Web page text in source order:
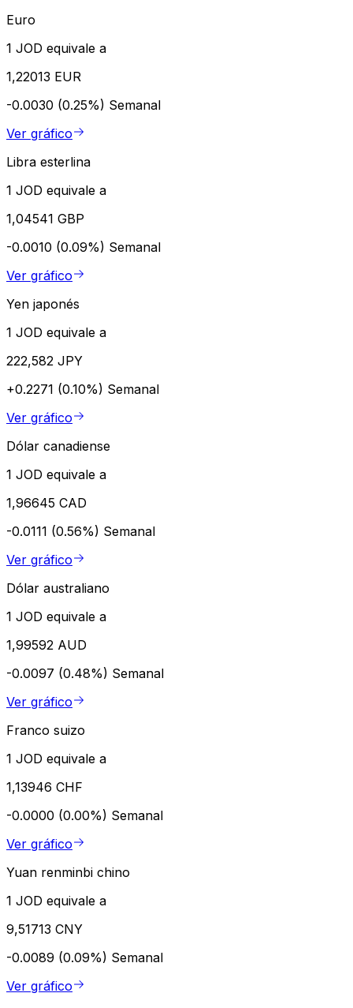
Euro
1 JOD equivale a
1,22013 EUR
-0.0030 (0.25%) Semanal
Ver gráfico
Libra esterlina
1 JOD equivale a
1,04541 GBP
-0.0010 (0.09%) Semanal
Ver gráfico
Yen japonés
1 JOD equivale a
222,582 JPY
+0.2271 (0.10%) Semanal
Ver gráfico
Dólar canadiense
1 JOD equivale a
1,96645 CAD
-0.0111 (0.56%) Semanal
Ver gráfico
Dólar australiano
1 JOD equivale a
1,99592 AUD
-0.0097 (0.48%) Semanal
Ver gráfico
Franco suizo
1 JOD equivale a
1,13946 CHF
-0.0000 (0.00%) Semanal
Ver gráfico
Yuan renminbi chino
1 JOD equivale a
9,51713 CNY
-0.0089 (0.09%) Semanal
Ver gráfico